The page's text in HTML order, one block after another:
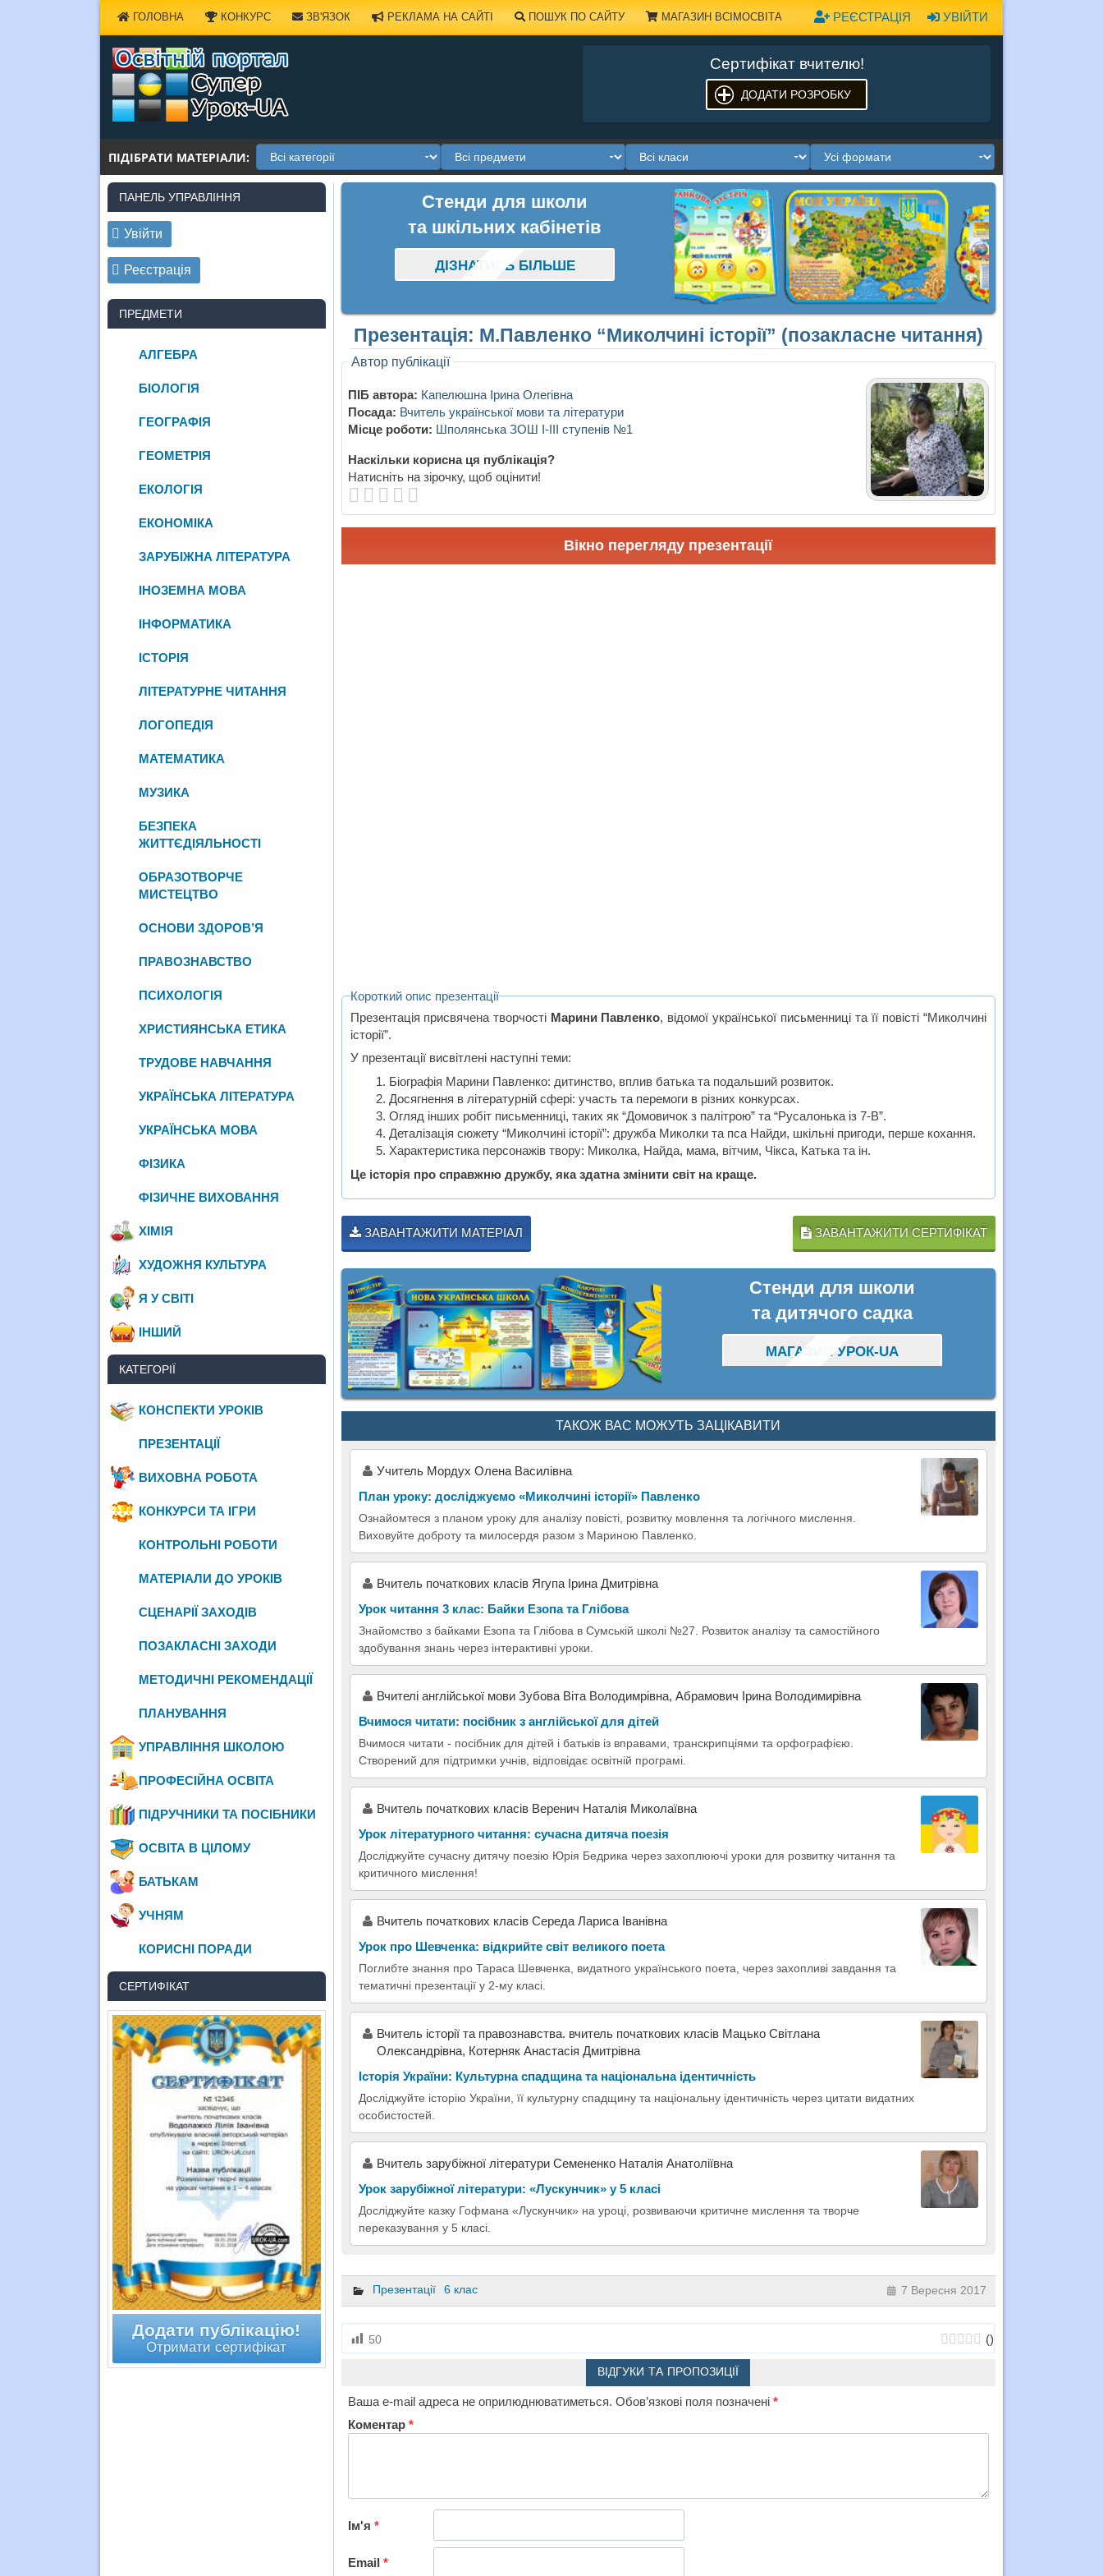
УВІЙТИ
РЕЄСТРАЦІЯ
ГОЛОВНА КОНКУРС ЗВ'ЯЗОК РЕКЛАМА НА САЙТІ ПОШУК ПО САЙТУ МАГАЗИН ВСІМОСВІТА
Сертифікат вчителю!
ДОДАТИ РОЗРОБКУ
ПІДІБРАТИ МАТЕРІАЛИ:
Стенди для школи
та шкільних кабінетів
ДІЗНАТИСЬ БІЛЬШЕ
Презентація: М.Павленко “Миколчині історії” (позакласне читання)
Автор публікації
ПІБ автора: Капелюшна Ірина Олегівна
Посада: Вчитель української мови та літератури
Місце роботи: Шполянська ЗОШ І-ІІІ ступенів №1
Наскільки корисна ця публікація?
Натисніть на зірочку, щоб оцінити!
Вікно перегляду презентації
Короткий опис презентації
Презентація присвячена творчості Марини Павленко, відомої української письменниці та її повісті “Миколчині
історії”.
У презентації висвітлені наступні теми:
Біографія Марини Павленко: дитинство, вплив батька та подальший розвиток.
Досягнення в літературній сфері: участь та перемоги в різних конкурсах.
Огляд інших робіт письменниці, таких як “Домовичок з палітрою” та “Русалонька із 7-В”.
Деталізація сюжету “Миколчині історії”: дружба Миколки та пса Найди, шкільні пригоди, перше кохання.
Характеристика персонажів твору: Миколка, Найда, мама, вітчим, Чікса, Катька та ін.
Це історія про справжню дружбу, яка здатна змінити світ на краще.
ЗАВАНТАЖИТИ МАТЕРІАЛ ЗАВАНТАЖИТИ СЕРТИФІКАТ
Стенди для школи
та дитячого садка
МАГАЗИН УРОК-UA
ТАКОЖ ВАС МОЖУТЬ ЗАЦІКАВИТИ
Учитель Мордух Олена Василівна
План уроку: досліджуємо «Миколчині історії» Павленко
Ознайомтеся з планом уроку для аналізу повісті, розвитку мовлення та логічного мислення.
Виховуйте доброту та милосердя разом з Мариною Павленко.
Вчитель початкових класів Ягупа Ірина Дмитрівна
Урок читання 3 клас: Байки Езопа та Глібова
Знайомство з байками Езопа та Глібова в Сумській школі №27. Розвиток аналізу та самостійного
здобування знань через інтерактивні уроки.
Вчителі англійської мови Зубова Віта Володимрівна, Абрамович Ірина Володимирівна
Вчимося читати: посібник з англійської для дітей
Вчимося читати - посібник для дітей і батьків із вправами, транскрипціями та орфографією.
Створений для підтримки учнів, відповідає освітній програмі.
Вчитель початкових класів Веренич Наталія Миколаївна
Урок літературного читання: сучасна дитяча поезія
Досліджуйте сучасну дитячу поезію Юрія Бедрика через захоплюючі уроки для розвитку читання та
критичного мислення!
Вчитель початкових класів Середа Лариса Іванівна
Урок про Шевченка: відкрийте світ великого поета
Поглибте знання про Тараса Шевченка, видатного українського поета, через захопливі завдання та
тематичні презентації у 2-му класі.
Вчитель історії та правознавства. вчитель початкових класів Мацько Світлана
Олександрівна, Котерняк Анастасія Дмитрівна
Історія України: Культурна спадщина та національна ідентичність
Досліджуйте історію України, її культурну спадщину та національну ідентичність через цитати видатних
особистостей.
Вчитель зарубіжної літератури Семененко Наталія Анатоліївна
Урок зарубіжної літератури: «Лускунчик» у 5 класі
Досліджуйте казку Гофмана «Лускунчик» на уроці, розвиваючи критичне мислення та творче
переказування у 5 класі.
Презентації 6 клас 7 Вересня 2017
50 ()
ВІДГУКИ ТА ПРОПОЗИЦІЇ
Ваша e-mail адреса не оприлюднюватиметься. Обов’язкові поля позначені *
Коментар *
Ім'я *
Email *
ПАНЕЛЬ УПРАВЛІННЯ
Увійти
Реєстрація
ПРЕДМЕТИ
АЛГЕБРА
БІОЛОГІЯ
ГЕОГРАФІЯ
ГЕОМЕТРІЯ
ЕКОЛОГІЯ
ЕКОНОМІКА
ЗАРУБІЖНА ЛІТЕРАТУРА
ІНОЗЕМНА МОВА
ІНФОРМАТИКА
ІСТОРІЯ
ЛІТЕРАТУРНЕ ЧИТАННЯ
ЛОГОПЕДІЯ
МАТЕМАТИКА
МУЗИКА
БЕЗПЕКА
ЖИТТЄДІЯЛЬНОСТІ
ОБРАЗОТВОРЧЕ
МИСТЕЦТВО
ОСНОВИ ЗДОРОВ’Я
ПРАВОЗНАВСТВО
ПСИХОЛОГІЯ
ХРИСТИЯНСЬКА ЕТИКА
ТРУДОВЕ НАВЧАННЯ
УКРАЇНСЬКА ЛІТЕРАТУРА
УКРАЇНСЬКА МОВА
ФІЗИКА
ФІЗИЧНЕ ВИХОВАННЯ
ХІМІЯ
ХУДОЖНЯ КУЛЬТУРА
Я У СВІТІ
ІНШИЙ
КАТЕГОРІЇ
КОНСПЕКТИ УРОКІВ
ПРЕЗЕНТАЦІЇ
ВИХОВНА РОБОТА
КОНКУРСИ ТА ІГРИ
КОНТРОЛЬНІ РОБОТИ
МАТЕРІАЛИ ДО УРОКІВ
СЦЕНАРІЇ ЗАХОДІВ
ПОЗАКЛАСНІ ЗАХОДИ
МЕТОДИЧНІ РЕКОМЕНДАЦІЇ
ПЛАНУВАННЯ
УПРАВЛІННЯ ШКОЛОЮ
ПРОФЕСІЙНА ОСВІТА
ПІДРУЧНИКИ ТА ПОСІБНИКИ
ОСВІТА В ЦІЛОМУ
БАТЬКАМ
УЧНЯМ
КОРИСНІ ПОРАДИ
СЕРТИФІКАТ
Додати публікацію!
Отримати сертифікат